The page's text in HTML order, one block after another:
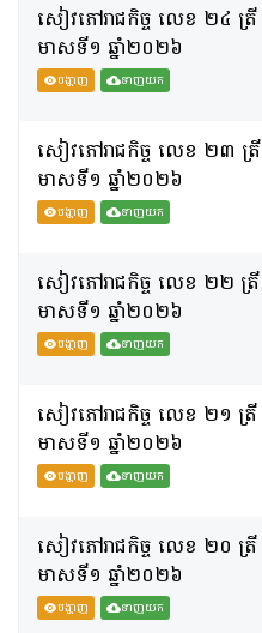
សៀវភៅរាជកិច្ច លេខ ២៤ ត្រី
មាសទី១ ឆ្នាំ២០២៦
បង្ហាញ ទាញយក
សៀវភៅរាជកិច្ច លេខ ២៣ ត្រី
មាសទី១ ឆ្នាំ២០២៦
បង្ហាញ ទាញយក
សៀវភៅរាជកិច្ច លេខ ២២ ត្រី
មាសទី១ ឆ្នាំ២០២៦
បង្ហាញ ទាញយក
សៀវភៅរាជកិច្ច លេខ ២១ ត្រី
មាសទី១ ឆ្នាំ២០២៦
បង្ហាញ ទាញយក
សៀវភៅរាជកិច្ច លេខ ២០ ត្រី
មាសទី១ ឆ្នាំ២០២៦
បង្ហាញ ទាញយក